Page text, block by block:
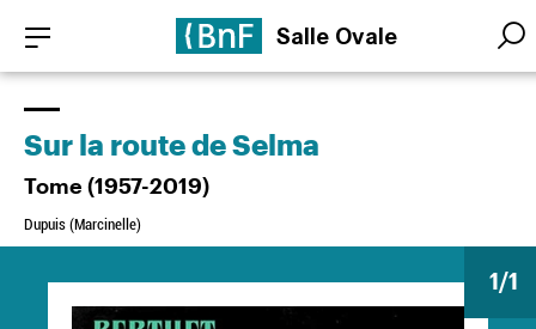
contenu
principal
Salle Ovale
1/1
Sur la route de Selma
Tome (1957-2019)
Dupuis (Marcinelle)
Panneau de gestion des cookies